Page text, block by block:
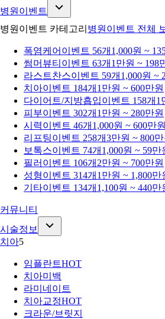
병원이벤트
병원이벤트 카테고리 병원이벤트 전체
폭염케어 이벤트 56개 1,000원 ~
썸머뷰티 이벤트 63개 1만원 ~ 198
라스트찬스이벤트 59개 1,000원 ~
치아이벤트 184개 1만원 ~ 600만원
다이어트/지방흡입이벤트 158개 1
피부이벤트 302개 1만원 ~ 280만원
시력이벤트 46개 1,000원 ~ 600만원
리프팅이벤트 258개3만원 ~ 800만
보톡스이벤트 74개 1,000원 ~ 59만
필러 이벤트 106개 2만원 ~ 700만원
성형이벤트 314개 1만원 ~ 1,800만
기타이벤트 134개 1,100원 ~ 440만
커뮤니티
시술정보
치아5
임플란트HOT
치아미백
라미네이트
치아교정HOT
크라운/브릿지